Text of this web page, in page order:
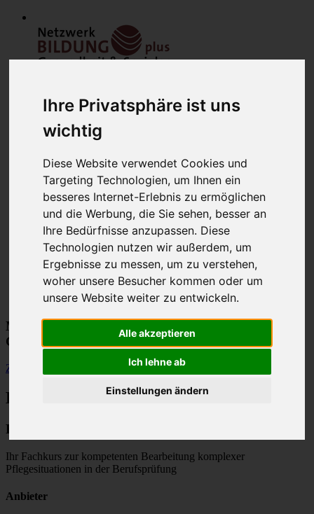
Ihre Privatsphäre ist uns
wichtig
Diese Website verwendet Cookies und
Targeting Technologien, um Ihnen ein
besseres Internet-Erlebnis zu ermöglichen
und die Werbung, die Sie sehen, besser an
Ihre Bedürfnisse anzupassen. Diese
Technologien nutzen wir außerdem, um
Ergebnisse zu messen, um zu verstehen,
woher unsere Besucher kommen oder um
unsere Website weiter zu entwickeln.
Alle akzeptieren
Ich lehne ab
Einstellungen ändern
Modulfinder
Veranstaltungen
Netzwerk
Bildungsanbieter
Mitglieder
Mitglied werden
Werbung schalten
über uns
Kontakt
Lounge
Modulfinder für Weiterbildungen im
Gesundheitswesen
Zurück
Bildungsangebot
Fallanalysen sicher meistern
Ihr Fachkurs zur kompetenten Bearbeitung komplexer
Pflegesituationen in der Berufsprüfung
Anbieter